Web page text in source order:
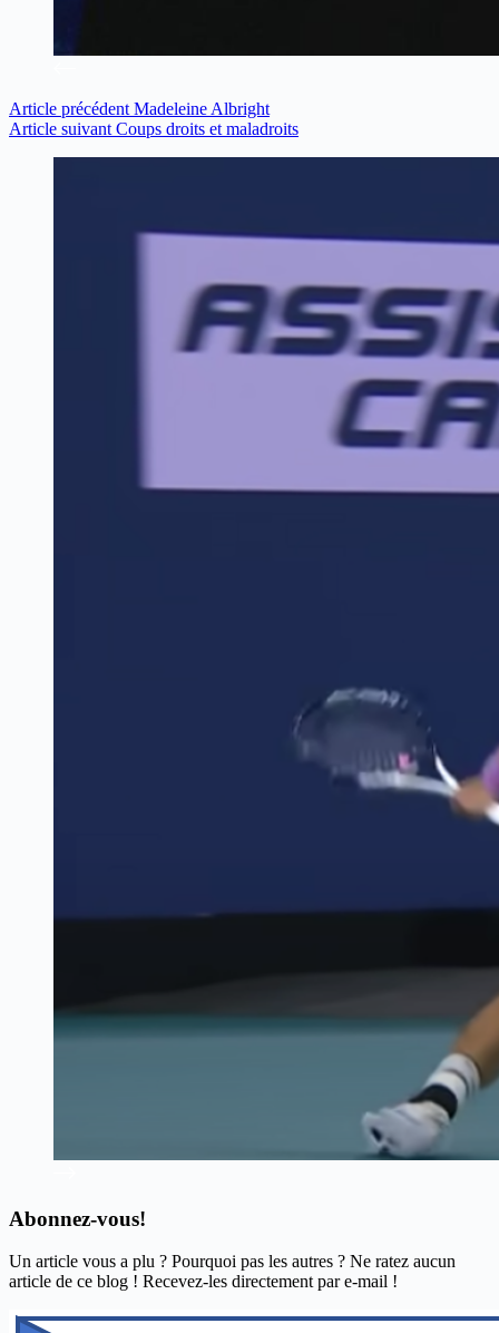
Article précédent Madeleine Albright
Article suivant Coups droits et maladroits
Abonnez-vous!
Un article vous a plu ? Pourquoi pas les autres ? Ne ratez aucun
article de ce blog ! Recevez-les directement par e-mail !